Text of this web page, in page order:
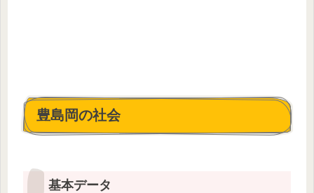
豊島岡の社会
基本データ